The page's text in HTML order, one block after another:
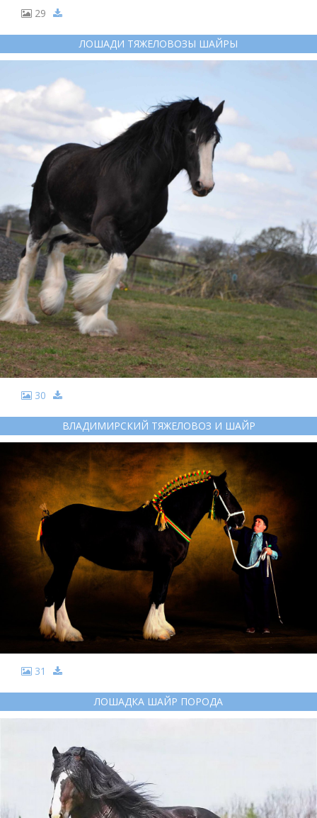
29
ЛОШАДИ ТЯЖЕЛОВОЗЫ ШАЙРЫ
30
ВЛАДИМИРСКИЙ ТЯЖЕЛОВОЗ И ШАЙР
31
ЛОШАДКА ШАЙР ПОРОДА